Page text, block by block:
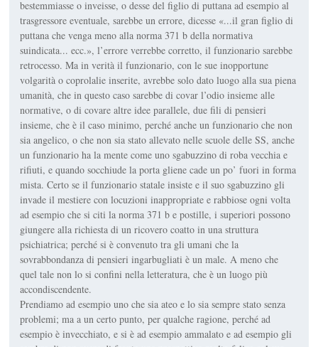
bestemmiasse o inveisse, o desse del figlio di puttana ad esempio al
trasgressore eventuale, sarebbe un errore, dicesse «...il gran figlio di
puttana che venga meno alla norma 371 b della normativa
suindicata... ecc.», l’errore verrebbe corretto, il funzionario sarebbe
retrocesso. Ma in verità il funzionario, con le sue inopportune
volgarità o coprolalie inserite, avrebbe solo dato luogo alla sua piena
umanità, che in questo caso sarebbe di covar l’odio insieme alle
normative, o di covare altre idee parallele, due fili di pensieri
insieme, che è il caso minimo, perché anche un funzionario che non
sia angelico, o che non sia stato allevato nelle scuole delle SS, anche
un funzionario ha la mente come uno sgabuzzino di roba vecchia e
rifiuti, e quando socchiude la porta gliene cade un po’ fuori in forma
mista. Certo se il funzionario statale insiste e il suo sgabuzzino gli
invade il mestiere con locuzioni inappropriate e rabbiose ogni volta
ad esempio che si citi la norma 371 b e postille, i superiori possono
giungere alla richiesta di un ricovero coatto in una struttura
psichiatrica; perché si è convenuto tra gli umani che la
sovrabbondanza di pensieri ingarbugliati è un male. A meno che
quel tale non lo si confini nella letteratura, che è un luogo più
accondiscendente.
Prendiamo ad esempio uno che sia ateo e lo sia sempre stato senza
problemi; ma a un certo punto, per qualche ragione, perché ad
esempio è invecchiato, e si è ad esempio ammalato e ad esempio gli